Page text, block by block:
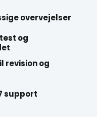
overvejelser
og
revision og
support